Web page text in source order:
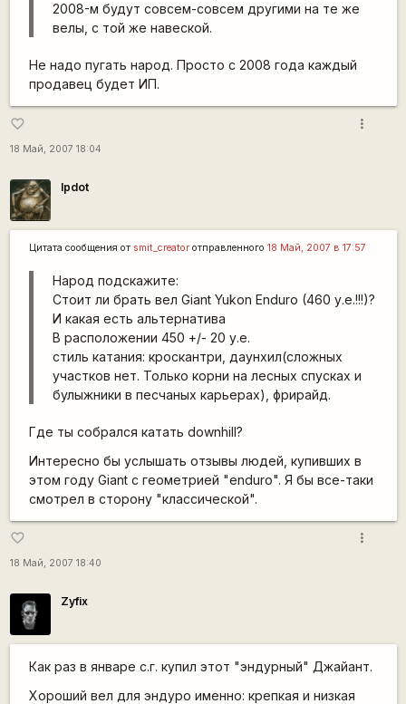
2008-м будут совсем-совсем другими на те же
велы, с той же навеской.
Не надо пугать народ. Просто с 2008 года каждый
продавец будет ИП.
favorite_border
18 Май, 2007 18:04
more_vert
lpdot
Цитата сообщения от smit_creatorотправленного 18 Май, 2007 в 17:57
Народ подскажите:
Стоит ли брать вел Giant Yukon Enduro (460 у.е.!!!)?
И какая есть альтернатива
В расположении 450 +/- 20 у.е.
стиль катания: кроскантри, даунхил(сложных
участков нет. Только корни на лесных спусках и
булыжники в песчаных карьерах), фрирайд.
Где ты собрался катать downhill?
Интересно бы услышать отзывы людей, купивших в
этом году Giant с геометрией "enduro". Я бы все-таки
смотрел в сторону "классической".
favorite_border
18 Май, 2007 18:40
more_vert
Zyfix
Как раз в январе с.г. купил этот "эндурный" Джайант.
Хороший вел для эндуро именно: крепкая и низкая